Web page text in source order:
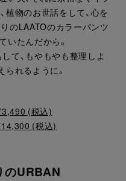
植物のお世話をして、心を
のLAATOのカラーパンツ
いたんだから。
て、もやもやも整理しよ
れるように。
(税込)
(税込)
のURBAN